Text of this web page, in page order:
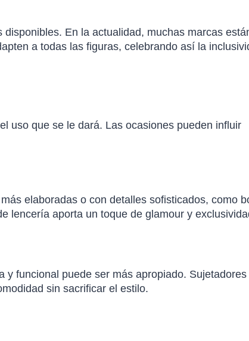
En la actualidad, muchas marcas
a todas las figuras, celebrando así la
uso que se le dará. Las ocasiones pueden influir
elaboradas o con detalles sofisticados, como
lencería aporta un toque de glamour y
funcional puede ser más apropiado.
sin sacrificar el estilo.